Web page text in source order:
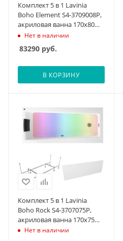
Комплект 5 в 1 Lavinia
Boho Element S4-3709008P,
акриловая ванна 170x80
см, усиленный
металлический каркас с
монтажным набором,
подголовник, лицевой
экран, хромотерапия
Нет в наличии
83290 руб.
В КОРЗИНУ
Комплект 5 в 1 Lavinia
Boho Rock S4-3707075P,
акриловая ванна 170x75
см, усиленный
Нет в наличии